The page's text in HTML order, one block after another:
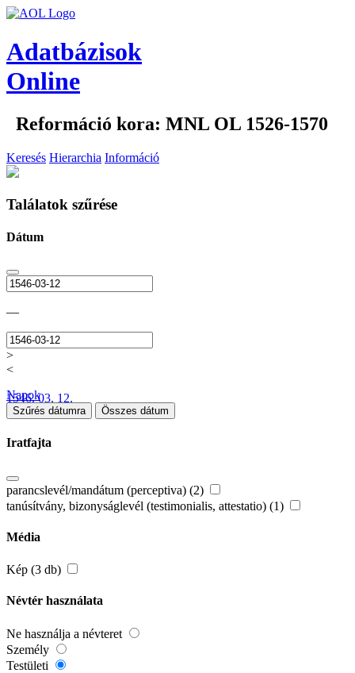
Adatbázisok
Online
Reformáció kora: MNL OL 1526-1570
Keresés Hierarchia Információ
Találatok szűrése
Dátum
—
>
<
1546. 03. 12.
Napok
Szűrés dátumra Összes dátum
Iratfajta
parancslevél/mandátum (perceptiva) (2)
tanúsítvány, bizonyságlevél (testimonialis, attestatio) (1)
Média
Kép (3 db)
Névtér használata
Ne használja a névteret
Személy
Testületi